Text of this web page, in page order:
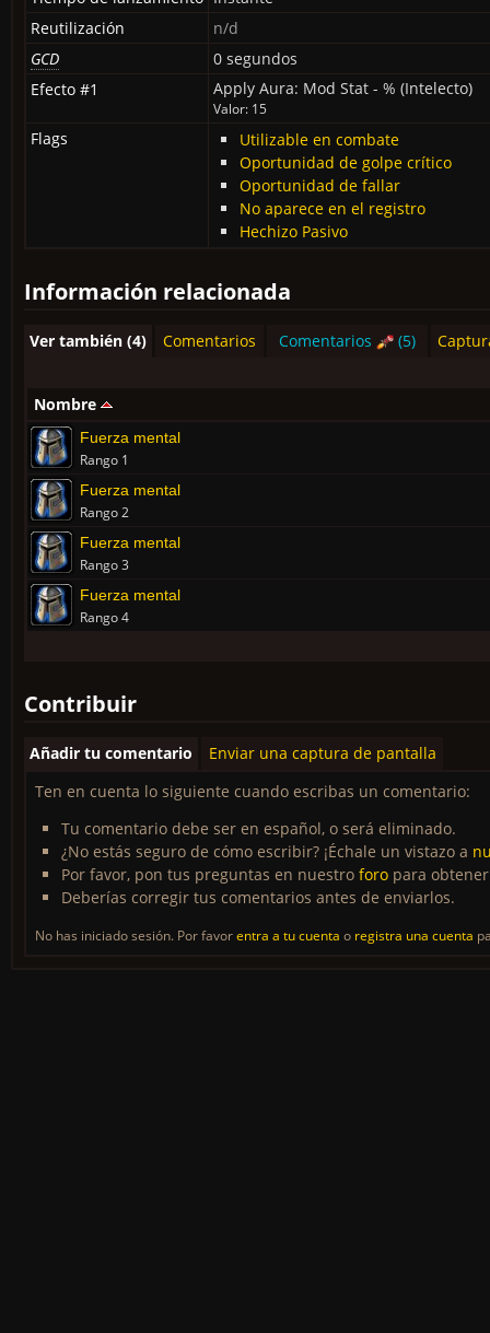
Reutilización
n/d
GCD
0 segundos
Efecto #1
Apply Aura: Mod Stat - % (Intelecto)
Valor: 15
Flags
Utilizable en combate
Oportunidad de golpe crítico
Oportunidad de fallar
No aparece en el registro
Hechizo Pasivo
Información relacionada
Ver también (4) Comentarios Comentarios (5)
Nombre
Fuerza mental
Rango 1
Fuerza mental
Rango 2
Fuerza mental
Rango 3
Fuerza mental
Rango 4
Contribuir
Añadir tu comentario
Enviar una captura de pantalla
Ten en cuenta lo siguiente cuando escribas un comentario:
Tu comentario debe ser en español, o será eliminado.
¿No estás seguro de cómo escribir? ¡Échale un vistazo a
Por favor, pon tus preguntas en nuestro foro para
Deberías corregir tus comentarios antes de enviarlos.
No has iniciado sesión. Por favorentra a tu cuenta o registra una cuenta